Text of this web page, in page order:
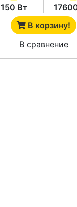
150 Вт
В корзину!
В сравнение